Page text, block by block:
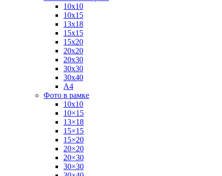
10х10
10х15
13х18
15х15
15х20
20х20
20х30
30х30
30х40
А4
Фото в рамке
10х10
10×15
13×18
15×15
15×20
20×20
20×30
30×30